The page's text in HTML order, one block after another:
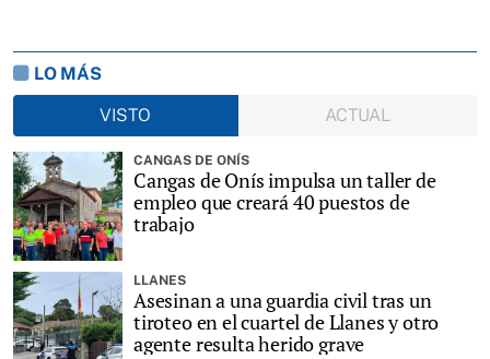
LO MÁS
VISTO
ACTUAL
CANGAS DE ONÍS
Cangas de Onís impulsa un taller de
empleo que creará 40 puestos de
trabajo
LLANES
Asesinan a una guardia civil tras un
tiroteo en el cuartel de Llanes y otro
agente resulta herido grave